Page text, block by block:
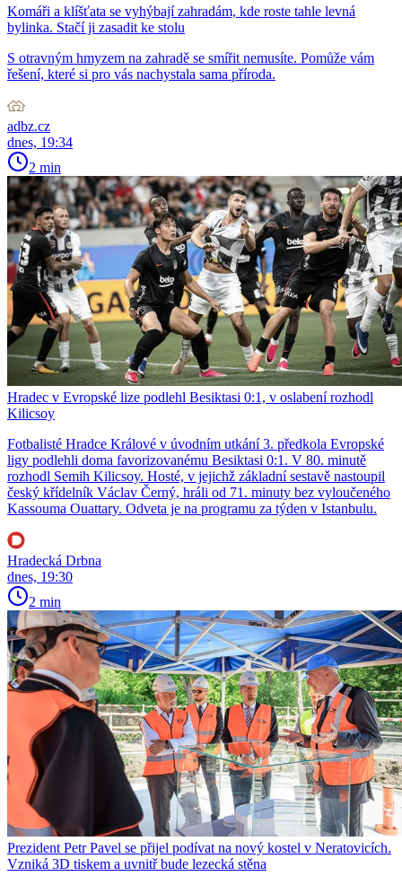
Komáři a klíšťata se vyhýbají zahradám, kde roste tahle levná
bylinka. Stačí ji zasadit ke stolu
S otravným hmyzem na zahradě se smířit nemusíte. Pomůže vám
řešení, které si pro vás nachystala sama příroda.
adbz.cz
dnes, 19:34
2 min
Hradec v Evropské lize podlehl Besiktasi 0:1, v oslabení rozhodl
Kilicsoy
Fotbalisté Hradce Králové v úvodním utkání 3. předkola Evropské
ligy podlehli doma favorizovanému Besiktasi 0:1. V 80. minutě
rozhodl Semih Kilicsoy. Hosté, v jejichž základní sestavě nastoupil
český křídelník Václav Černý, hráli od 71. minuty bez vyloučeného
Kassouma Ouattary. Odveta je na programu za týden v Istanbulu.
Hradecká Drbna
dnes, 19:30
2 min
Prezident Petr Pavel se přijel podívat na nový kostel v Neratovicích.
Vzniká 3D tiskem a uvnitř bude lezecká stěna